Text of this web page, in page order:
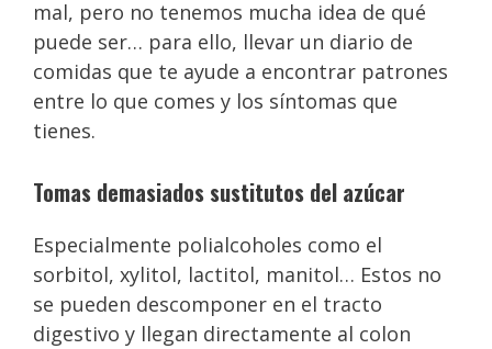
mal, pero no tenemos mucha idea de qué
puede ser… para ello, llevar un diario de
comidas que te ayude a encontrar patrones
entre lo que comes y los síntomas que
tienes.
Tomas demasiados sustitutos del azúcar
Especialmente polialcoholes como el
sorbitol, xylitol, lactitol, manitol… Estos no
se pueden descomponer en el tracto
digestivo y llegan directamente al colon